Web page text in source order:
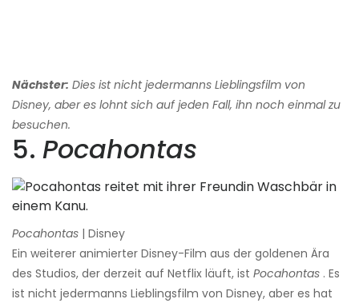
Nächster: Dies ist nicht jedermanns Lieblingsfilm von
Disney, aber es lohnt sich auf jeden Fall, ihn noch einmal zu
besuchen.
5. Pocahontas
Pocahontas | Disney
Ein weiterer animierter Disney-Film aus der goldenen Ära
des Studios, der derzeit auf Netflix läuft, ist Pocahontas . Es
ist nicht jedermanns Lieblingsfilm von Disney, aber es hat